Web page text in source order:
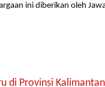
ini diberikan oleh
di Provinsi